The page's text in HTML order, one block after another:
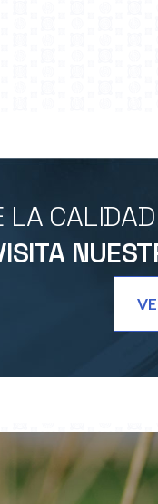
LA